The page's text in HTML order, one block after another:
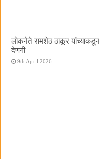
लोकनेते रामशेठ ठाकूर
देणगी
9th April 2026